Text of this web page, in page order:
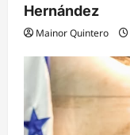
Hernández
Mainor Quintero